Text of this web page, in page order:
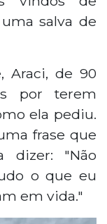
salva de
Araci, de 90
por terem
ela pediu.
frase que
dizer: "Não
o que eu
em vida."